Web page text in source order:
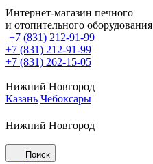
Интернет-магазин печного
и отопительного оборудования
+7 (831) 212-91-99
+7 (831) 212-91-99
+7 (831) 262-15-05
Нижний Новгород
Казань Чебоксары
Нижний Новгород
Поиск